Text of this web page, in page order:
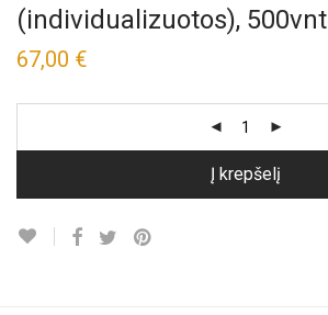
(individualizuotos), 500vnt
67,00 €
Į krepšelį